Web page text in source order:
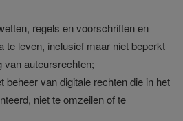
regels en voorschriften en
te leven, inclusief maar niet beperkt
van auteursrechten;
beheer van digitale rechten die in het
niet te omzeilen of te